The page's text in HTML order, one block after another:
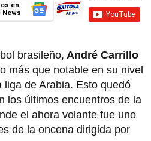
en
News
brasileño, André Carrillo
más que notable en su nivel
liga de Arabia. Esto quedó
los últimos encuentros de la
el ahora volante fue uno
de la oncena dirigida por